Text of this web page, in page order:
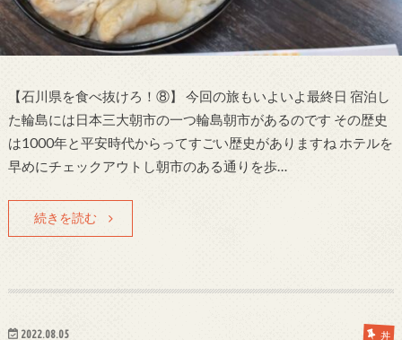
【石川県を食べ抜けろ！⑧】 今回の旅もいよいよ最終日 宿泊し
た輪島には日本三大朝市の一つ輪島朝市があるのです その歴史
は1000年と平安時代からってすごい歴史がありますね ホテルを
早めにチェックアウトし朝市のある通りを歩…
続きを読む
2022.08.05 丼